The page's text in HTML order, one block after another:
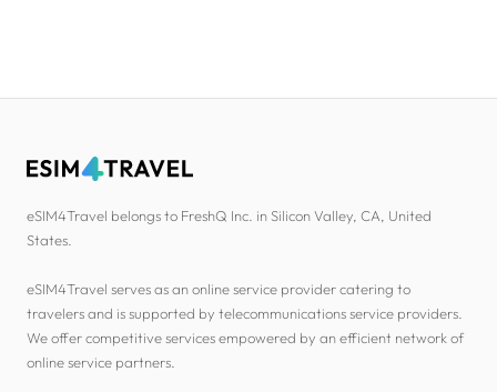
eSIM4Travel belongs to FreshQ Inc. in Silicon Valley, CA, United
States.
eSIM4Travel serves as an online service provider catering to
travelers and is supported by telecommunications service providers.
We offer competitive services empowered by an efficient network of
online service partners.